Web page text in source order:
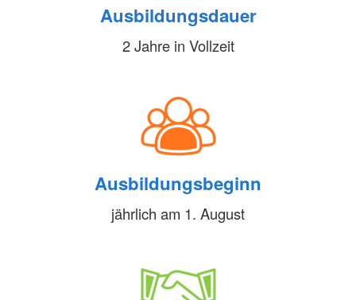
Ausbildungsdauer
2 Jahre in Vollzeit
Ausbildungsbeginn
jährlich am 1. August